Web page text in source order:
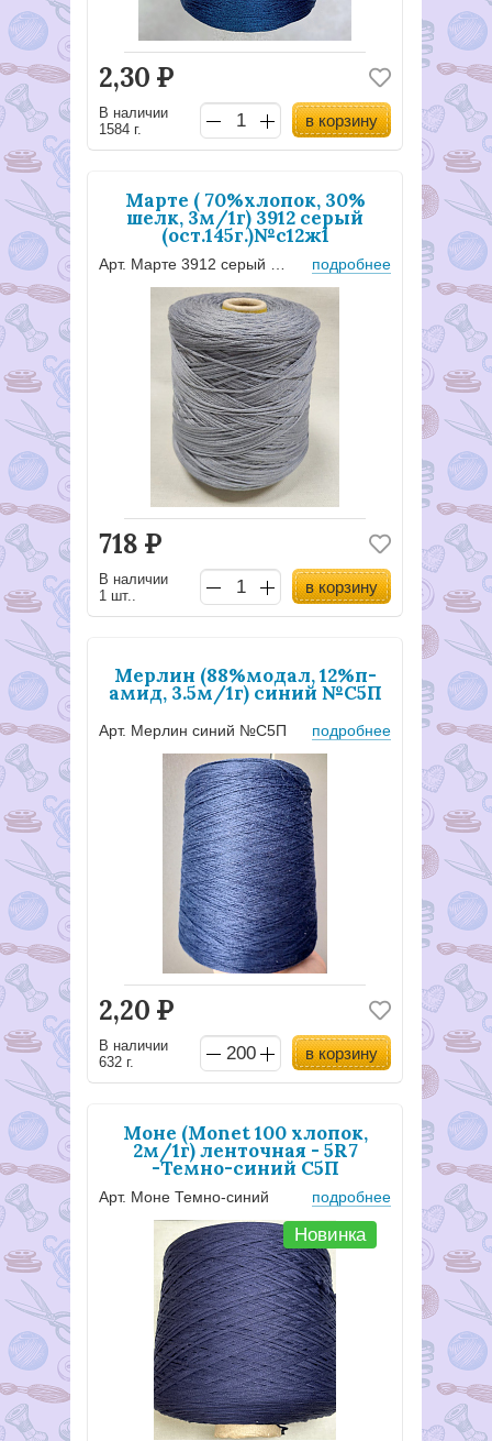
2,30 Р
В наличии
1584 г.
в корзину
Марте ( 70%хлопок, 30%
шелк, 3м/1г) 3912 серый
(ост.145г.)№с12ж1
подробнее
718 Р
В наличии
1 шт..
в корзину
Мерлин (88%модал, 12%п-
амид, 3.5м/1г) синий №С5П
Арт. Мерлин синий №С5П подробнее
2,20 Р
В наличии
632 г.
в корзину
Моне (Monet 100 хлопок,
2м/1г) ленточная - 5R7
-Темно-синий С5П
Арт. Моне Темно-синий подробнее
Новинка